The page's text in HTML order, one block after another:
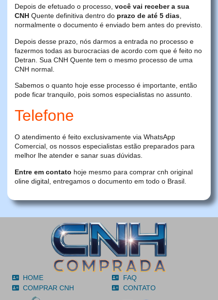
Depois de efetuado o processo, você vai receber a sua
CNH Quente definitiva dentro do prazo de até 5 dias,
normalmente o documento é enviado bem antes do previsto.
Depois desse prazo, nós darmos a entrada no processo e
fazermos todas as burocracias de acordo com que é feito no
Detran. Sua CNH Quente tem o mesmo processo de uma
CNH normal.
Sabemos o quanto hoje esse processo é importante, então
pode ficar tranquilo, pois somos especialistas no assunto.
Telefone
O atendimento é feito exclusivamente via WhatsApp
Comercial, os nossos especialistas estão preparados para
melhor lhe atender e sanar suas dúvidas.
Entre em contato hoje mesmo para comprar cnh original
oline digital, entregamos o documento em todo o Brasil.
HOME
COMPRAR CNH
FAQ
CONTATO